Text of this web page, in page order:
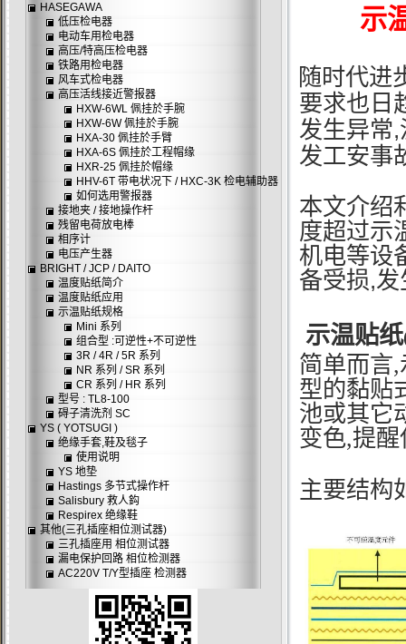
示
随时代进
要求也日
发生异常,
发工安事
本文介绍
度超过示
机电等设
备受损,发
示温贴纸
简单而言,
型的黏贴
池或其它
变色,提
主要结
HASEGAWA
低压检电器
电动车用检电器
高压/特高压检电器
铁路用检电器
风车式检电器
高压活线接近警报器
HXW-6WL 佩挂於手腕
HXW-6W 佩挂於手腕
HXA-30 佩挂於手臂
HXA-6S 佩挂於工程帽缘
HXR-25 佩挂於帽缘
HHV-6T 带电状况下 / HXC-3K 检电辅助器
如何选用警报器
接地夹 / 接地操作杆
残留电荷放电棒
相序计
电压产生器
BRIGHT / JCP / DAITO
温度贴纸简介
温度贴纸应用
示温贴纸规格
Mini 系列
组合型 :可逆性+不可逆性
3R / 4R / 5R 系列
NR 系列 / SR 系列
CR 系列 / HR 系列
型号 : TL8-100
碍子清洗剂 SC
YS ( YOTSUGI )
绝缘手套,鞋及毯子
使用说明
YS 地垫
Hastings 多节式操作杆
Salisbury 救人鈎
Respirex 绝缘鞋
其他(三孔插座相位测试器)
三孔插座用 相位测试器
漏电保护回路 相位检测器
AC220V T/Y型插座 检测器